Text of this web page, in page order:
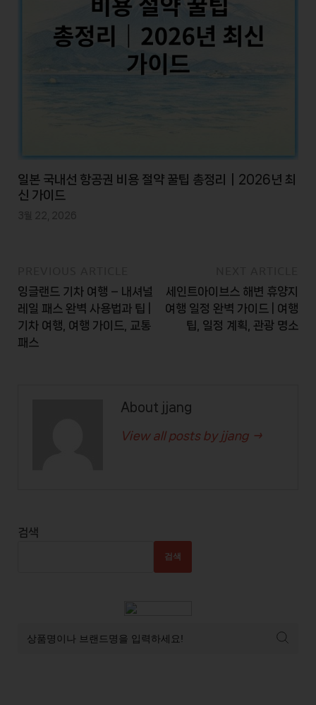
일본 국내선 항공권 비용 절약 꿀팁 총정리｜2026년 최
신 가이드
3월 22, 2026
잉글랜드 기차 여행 – 내셔널
레일 패스 완벽 사용법과 팁 |
기차 여행, 여행 가이드, 교통
패스
세인트아이브스 해변 휴양지
여행 일정 완벽 가이드 | 여행
팁, 일정 계획, 관광 명소
About jjang
View all posts by jjang →
검색
검색